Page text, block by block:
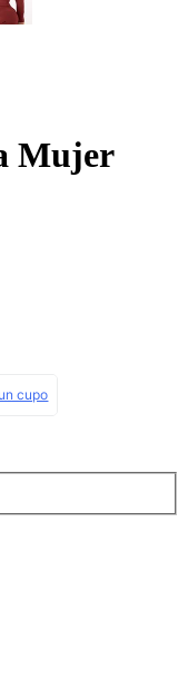
Mujer